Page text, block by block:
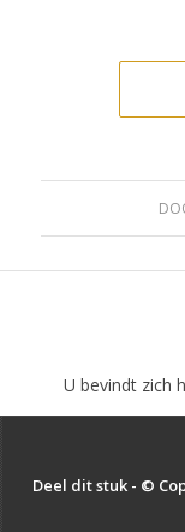
U bevindt zich
Deel dit stuk - ©